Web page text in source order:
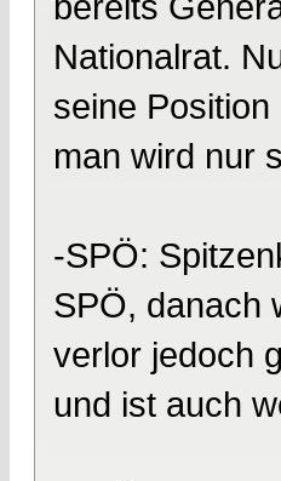
Nationalrat.
seine
man wird nur
-SPÖ:
SPÖ, danach
verlor jedoch
und ist auch